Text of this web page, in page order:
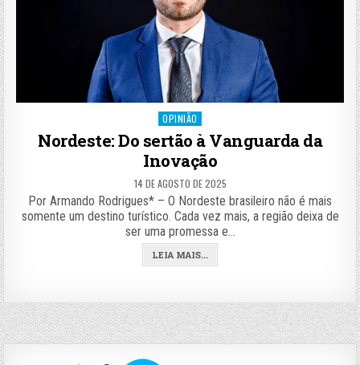
Posted
OPINIÃO
Nordeste: Do sertão à Vanguarda da
Inovação
14 DE AGOSTO DE 2025
Por Armando Rodrigues* – O Nordeste brasileiro não é mais
somente um destino turístico. Cada vez mais, a região deixa de
ser uma promessa e…
LEIA MAIS...